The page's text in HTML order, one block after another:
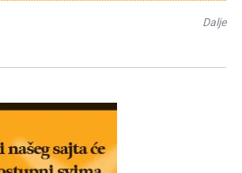
Dalje